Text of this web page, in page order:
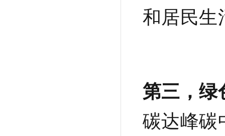
和居民生
第三，绿
碳达峰碳